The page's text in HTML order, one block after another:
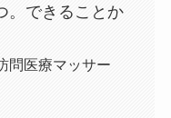
。できることか
問医療マッサー